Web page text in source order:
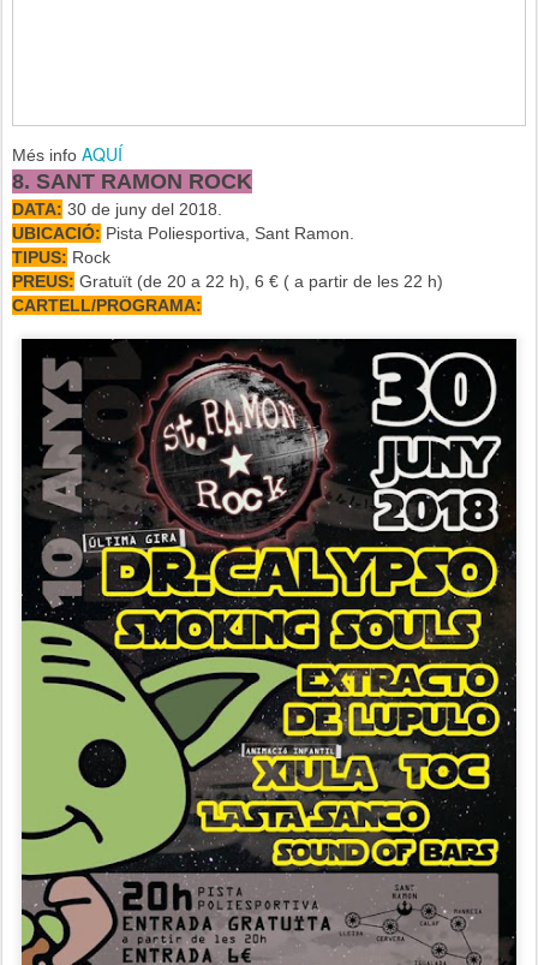
Més info AQUÍ
8. SANT RAMON ROCK
DATA: 30 de juny del 2018.
UBICACIÓ: Pista Poliesportiva, Sant Ramon.
TIPUS: Rock
PREUS: Gratuït (de 20 a 22 h), 6 € ( a partir de les 22 h)
CARTELL/PROGRAMA: